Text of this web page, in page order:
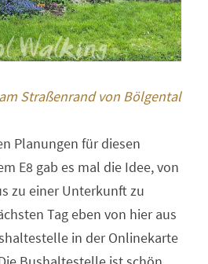
Straßenrand von Bölgental
Planungen für diesen
E8 gab es mal die Idee, von
zu einer Unterkunft zu
Tag eben von hier aus
in der Onlinekarte